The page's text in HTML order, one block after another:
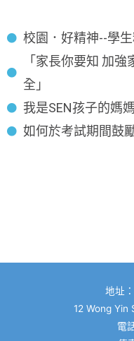
校園．好精神--學
「家長你要知 加
全」
我是SEN孩子的媽
如何於考試期間鼓
地址
12 Wong Yin
電